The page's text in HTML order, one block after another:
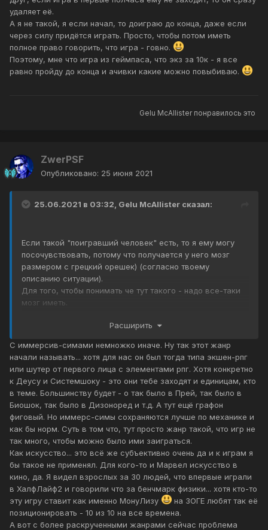
удаляет её.
А я не такой, я если начал, то доиграю до конца, даже если
через силу придётся играть. Просто, чтобы потом иметь
полное право говорить, что игра - говно.
Поэтому, мне что игра из геймпаса, что экз за 10к - я все
равно пройду до конца и ачивки какие можно повыбиваю.
Gelu McAllisterпонравилось это
ZwerPSF
Опубликовано: 25 июня 2021
25.06.2021 в 03:32, Gelu McAllister сказал:
Если такой "поигравший человек" есть, то я ему могу
посочувствовать, потому что получается у него мозг
размером с грецкий орешек) (согласно твоему
описанию ситуации).
Для того, чтобы понимать че тут такого - надо все-таки
мозг иметь.
Впервые. И я просто в ахуе от игры: как я мог такое
прекрасно себе отдаю отчет что "этакого" в игре и
почему-то это сносит крышу, хотя за плечами и Биошок
и Деус и куча других игр.
Так что "играть в свое время" - это вообще не аргумент.
А то получается, что Деус кому-то удалось повторить,
или что он не способен вызвать вау-эффекта (а он
способен), у нас на форуме даже после Mankind Divided
появляются люди, которые способны оценить
оригинальную игру. Хотя по твоей логике они уже все
видели.
Деус незаслуженно входит (или уже правильнее писать
входил?) в 10-ку всевозможных списков игр всех
времен и народов? А игре уже куча лет, по твоим же
собственным меркам.
Расширить
С иммерсив-симами немножко иначе. Ну так этот жанр
начали называть... хотя для нас он был тогда типа экшен-рпг
или шутер от первого лица с элементами рпг. Хотя конкретно
к Деусу и Системшоку - это они тебе заходят и единицам, кто
в теме. Большинству будет - о так было в Прей, так было в
Биошок, так было в Дизоноред и т.д. А тут ещё графон
фиговый. Но иммерс-симы сохраняются лучше по механике и
как бы норм. Суть в том что, тут просто жанр такой, что игр не
так много, чтобы можно было ими заиграться.
Как искусство... это всё же субъективно очень да и к играм я
бы такое не применял. Для кого-то и Марвел искусство в
кино, да. Я видел взрослых за 30 людей, что впервые играли
в ХалфЛайф2 и говорили что за бенчмарк физики... хотя кто-то
эту игру ставит как именно МонуЛизу
на ЗОГЕ любят так её
позиционировать - 10 из 10 на все времена.
А вот с более раскрученными жанрами сейчас проблема